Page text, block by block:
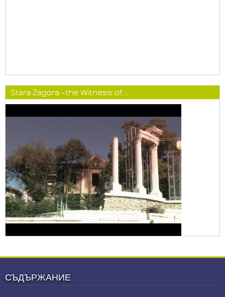
Stara Zagora -the Witness of...
СЪДЪРЖАНИЕ